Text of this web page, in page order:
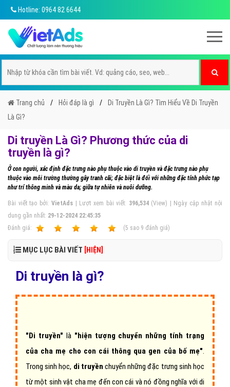
Hotline: 0964 82 6644
Trang chủ Hỏi đáp là gì
Di Truyền Là Gì? Tìm Hiểu Về Di Truyền
Là Gì?
Di truyền Là Gì? Phương thức của di
truyền là gì?
Ở con người, xác định đặc trưng nào phụ thuộc vào di truyền và đặc trưng nào phụ
thuộc vào môi trường thường gây tranh cãi; đặc biệt là đối với những đặc tính phức tạp
như trí thông minh và màu da; giữa tự nhiên và nuôi dưỡng.
Bài viết tạo bởi:VietAds | Lượt xem bài viết: 396,534(View) | Ngày cập nhật nội
dung gần nhất: 29-12-2024 22:45:35
Ðánh giá:
(5 sao 9 đánh giá)
MỤC LỤC BÀI VIẾT [HIỆN]
Di truyền là gì?
"Di truyền" là "hiện tượng chuyển những tính trạng
của cha mẹ cho con cái thông qua gen của bố mẹ".
Trong sinh học, di truyền chuyển những đặc trưng sinh học
từ một sinh vật cha mẹ đến con cái và nó đồng nghĩa với di